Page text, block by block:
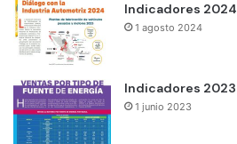
Indicadores 2024
1 agosto 2024
Indicadores 2023
1 junio 2023